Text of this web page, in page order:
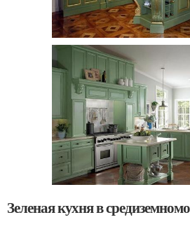
Зеленая кухня в